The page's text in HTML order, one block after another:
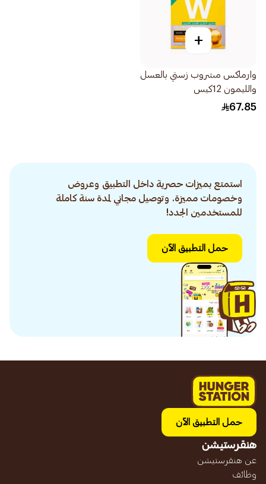
+
وارماكس مشروب زستي بالعسل
والليمون 12كيس
67.85
استمتع بميزات حصرية داخل التطبيق وعروض
وخصومات مميزة. وتوصيل مجاني لمدة سنة كاملة
للمستخدمين الجدد!
حمل التطبيق الآن
حمل التطبيق الآن
هنقرستيشن
عن هنقرستيشن
وظائف